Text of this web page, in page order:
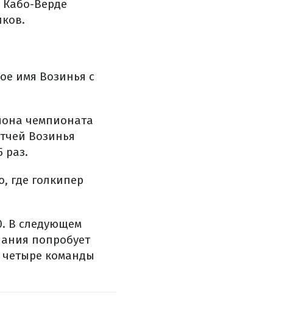
Верде
имя Возинья с
чемпионата
Возинья
раз.
где голкипер
В следующем
попробует
команды